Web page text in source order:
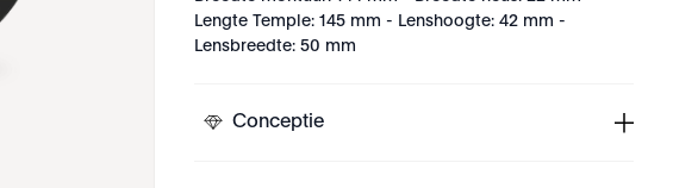
Lengte Temple: 145 mm - Lenshoogte: 42 mm -
Lensbreedte: 50 mm
Conceptie